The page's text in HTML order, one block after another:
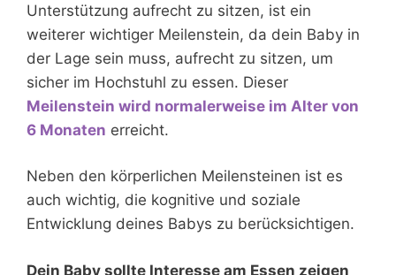
Unterstützung aufrecht zu sitzen, ist ein
weiterer wichtiger Meilenstein, da dein Baby in
der Lage sein muss, aufrecht zu sitzen, um
sicher im Hochstuhl zu essen. Dieser
Meilenstein wird normalerweise im Alter von
6 Monaten erreicht.
Neben den körperlichen Meilensteinen ist es
auch wichtig, die kognitive und soziale
Entwicklung deines Babys zu berücksichtigen.
Dein Baby sollte Interesse am Essen zeigen